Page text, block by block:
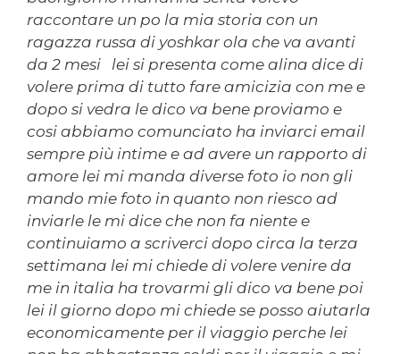
raccontare un po la mia storia con un
ragazza russa di yoshkar ola che va avanti
da 2 mesi lei si presenta come alina dice di
volere prima di tutto fare amicizia con me e
dopo si vedra le dico va bene proviamo e
cosi abbiamo comunciato ha inviarci email
sempre più intime e ad avere un rapporto di
amore lei mi manda diverse foto io non gli
mando mie foto in quanto non riesco ad
inviarle le mi dice che non fa niente e
continuiamo a scriverci dopo circa la terza
settimana lei mi chiede di volere venire da
me in italia ha trovarmi gli dico va bene poi
lei il giorno dopo mi chiede se posso aiutarla
economicamente per il viaggio perche lei